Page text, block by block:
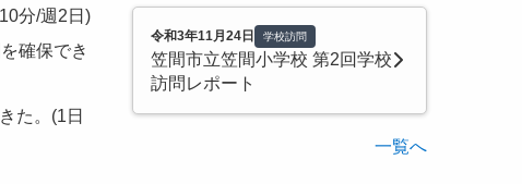
分/週2日)
確保でき
た。(1日
令和3年11月24日 学校訪問
笠間市立笠間小学校 第2回学校
訪問レポート
一覧へ